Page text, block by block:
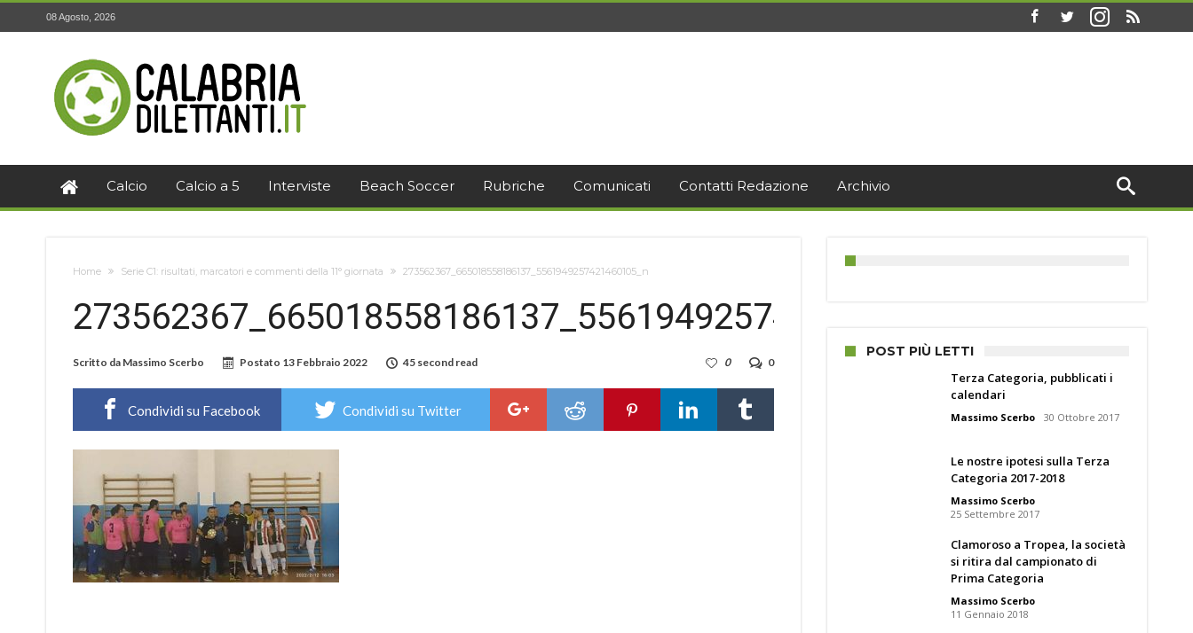
08 Agosto, 2026
Calcio Calcio a 5 Interviste Beach Soccer Rubriche Comunicati Contatti Redazione Archivio
Home Serie C1: risultati, marcatori e commenti della 11° giornata 273562367_665018558186137_5561949257421460105_n
273562367_665018558186137_5561949257421460105_n
Scritto da Massimo Scerbo Postato 13 Febbraio 2022 45 second read 0
0
Condividi su Facebook Condividi su Twitter
POST PIÙ LETTI
Terza Categoria, pubblicati i
calendari
Massimo Scerbo 30 Ottobre 2017
Le nostre ipotesi sulla Terza
Categoria 2017-2018
Massimo Scerbo
25 Settembre 2017
Clamoroso a Tropea, la società
si ritira dal campionato di
Prima Categoria
Massimo Scerbo
11 Gennaio 2018